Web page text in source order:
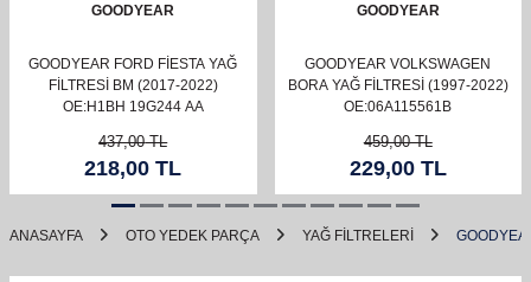
GOODYEAR
GOODYEAR FORD FİESTA YAĞ
FİLTRESİ BM (2017-2022)
OE:H1BH 19G244 AA
437,00TL
218,00 TL
GOODYEAR
GOODYEAR VOLKSWAGEN
BORA YAĞ FILTRESI (1997-2022)
OE:06A115561B
459,00TL
229,00TL
ANASAYFA OTO YEDEK PARÇA YAĞ FİLTRELERİ